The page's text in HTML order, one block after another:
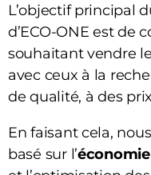
L’objectif principal
d’ECO-ONE est de
souhaitant vendre
avec ceux à la
de qualité, à des
En faisant cela,
basé sur l’